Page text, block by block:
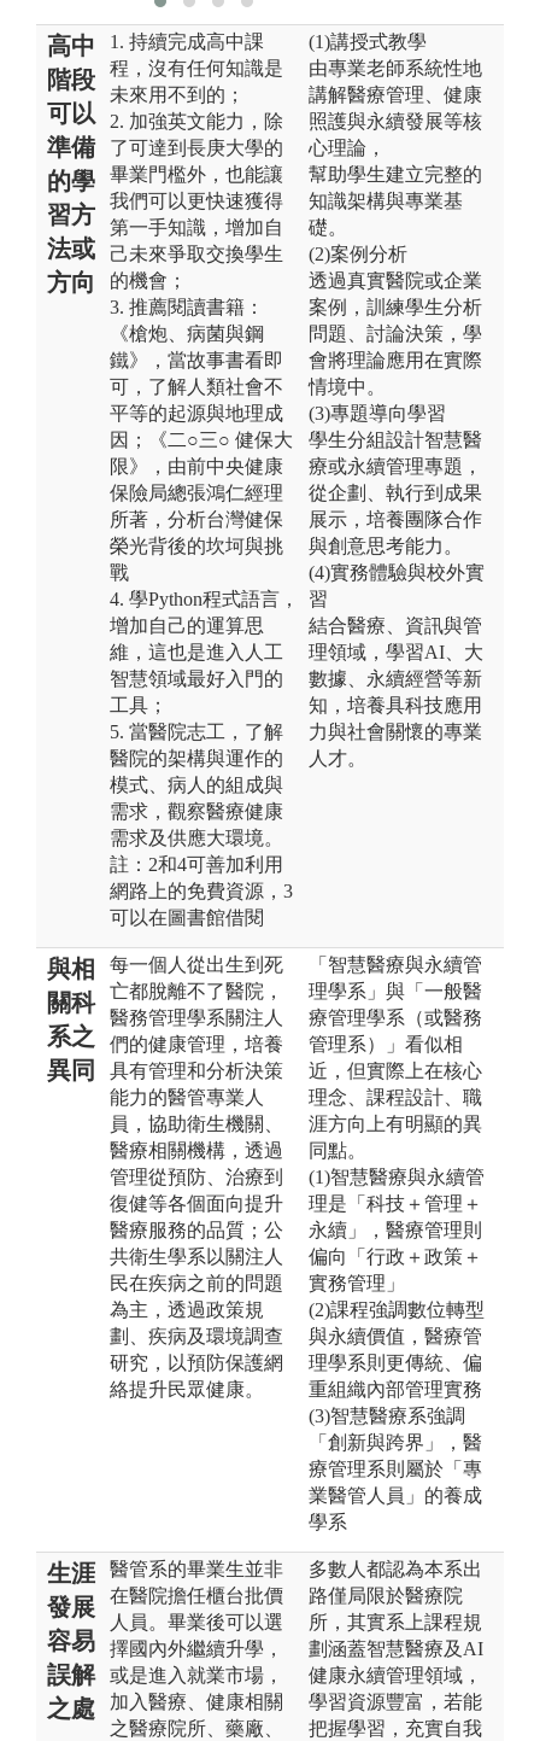
高中
階段
可以
準備
的學
習方
法或
方向
1. 持續完成高中課
程，沒有任何知識是
未來用不到的；
2. 加強英文能力，除
了可達到長庚大學的
畢業門檻外，也能讓
我們可以更快速獲得
第一手知識，增加自
己未來爭取交換學生
的機會；
3. 推薦閱讀書籍：
《槍炮、病菌與鋼
鐵》，當故事書看即
可，了解人類社會不
平等的起源與地理成
因；《二○三○ 健保大
限》，由前中央健康
保險局總張鴻仁經理
所著，分析台灣健保
榮光背後的坎坷與挑
戰
4. 學Python程式語言，
增加自己的運算思
維，這也是進入人工
智慧領域最好入門的
工具；
5. 當醫院志工，了解
醫院的架構與運作的
模式、病人的組成與
需求，觀察醫療健康
需求及供應大環境。
註：2和4可善加利用
網路上的免費資源，3
可以在圖書館借閱
(1)講授式教學
由專業老師系統性地
講解醫療管理、健康
照護與永續發展等核
心理論，
幫助學生建立完整的
知識架構與專業基
礎。
(2)案例分析
透過真實醫院或企業
案例，訓練學生分析
問題、討論決策，學
會將理論應用在實際
情境中。
(3)專題導向學習
學生分組設計智慧醫
療或永續管理專題，
從企劃、執行到成果
展示，培養團隊合作
與創意思考能力。
(4)實務體驗與校外實
習
結合醫療、資訊與管
理領域，學習AI、大
數據、永續經營等新
知，培養具科技應用
力與社會關懷的專業
人才。
與相
關科
系之
異同
每一個人從出生到死
亡都脫離不了醫院，
醫務管理學系關注人
們的健康管理，培養
具有管理和分析決策
能力的醫管專業人
員，協助衛生機關、
醫療相關機構，透過
管理從預防、治療到
復健等各個面向提升
醫療服務的品質；公
共衛生學系以關注人
民在疾病之前的問題
為主，透過政策規
劃、疾病及環境調查
研究，以預防保護網
絡提升民眾健康。
「智慧醫療與永續管
理學系」與「一般醫
療管理學系（或醫務
管理系）」看似相
近，但實際上在核心
理念、課程設計、職
涯方向上有明顯的異
同點。
(1)智慧醫療與永續管
理是「科技＋管理＋
永續」，醫療管理則
偏向「行政＋政策＋
實務管理」
(2)課程強調數位轉型
與永續價值，醫療管
理學系則更傳統、偏
重組織內部管理實務
(3)智慧醫療系強調
「創新與跨界」，醫
療管理系則屬於「專
業醫管人員」的養成
學系
生涯
發展
容易
誤解
之處
醫管系的畢業生並非
在醫院擔任櫃台批價
人員。畢業後可以選
擇國內外繼續升學，
或是進入就業市場，
加入醫療、健康相關
之醫療院所、藥廠、
多數人都認為本系出
路僅局限於醫療院
所，其實系上課程規
劃涵蓋智慧醫療及AI
健康永續管理領域，
學習資源豐富，若能
把握學習，充實自我